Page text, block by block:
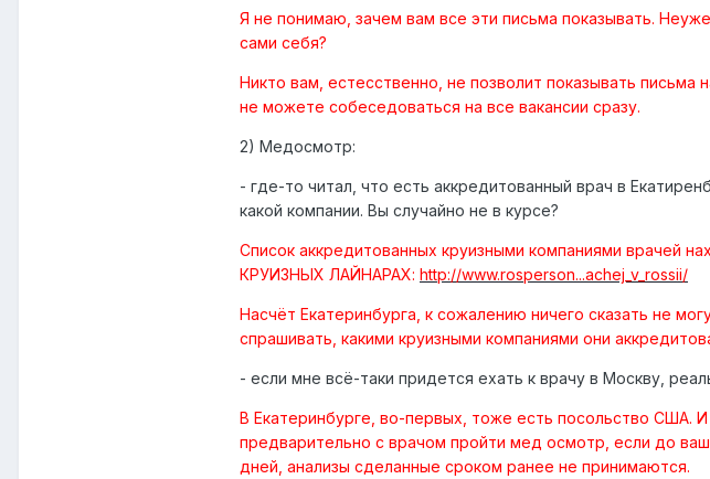
Я не понимаю, зачем вам все эти письма показывать.
сами себя?
Никто вам, естесственно, не позволит показывать
не можете собеседоваться на все вакансии сразу.
2) Медосмотр:
- где-то читал, что есть аккредитованный врач в
какой компании. Вы случайно не в курсе?
Список аккредитованных круизными компаниями врачей
КРУИЗНЫХ ЛАЙНАРАХ: http://www.rosperson...achej_v_rossii/
Насчёт Екатеринбурга, к сожалению ничего сказать не
спрашивать, какими круизными компаниями они
- если мне всё-таки придется ехать к врачу в Москву,
В Екатеринбурге, во-первых, тоже есть посольство США.
предварительно с врачом пройти мед осмотр, если до
дней, анализы сделанные сроком ранее не принимаются.